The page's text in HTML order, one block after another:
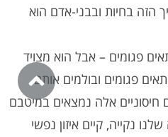
הזה בחיות ובבני-אדם הוא
פגומים – אבל הוא מצויד
פגומים ובולמים אותם.
אלה נמצאים במיטבם
נקייה, קיים איזון נפשי